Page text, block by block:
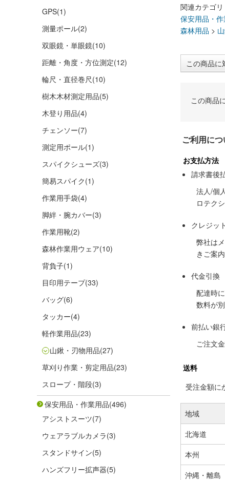
GPS(1)
測量ポール(2)
双眼鏡・単眼鏡(10)
距離・角度・方位測定(12)
輪尺・直径巻尺(10)
樹木木材測定用品(5)
木登り用品(4)
チェンソー(7)
測定用ポール(1)
スパイクシューズ(3)
簡易スパイク(1)
作業用手袋(4)
脚絆・腕カバー(3)
作業用靴(2)
森林作業用ウェア(10)
背負子(1)
目印用テープ(33)
バッグ(6)
タッカー(4)
軽作業用品(23)
山鍬・刃物用品(27)
草刈り作業・剪定用品(23)
スロープ・階段(3)
保安用品・作業用品(496)
アシストスーツ(7)
ウェアラブルカメラ(3)
スタンドサイン(5)
ハンズフリー拡声器(5)
関連カテゴリ
保安用品・
森林用品 >
この商品に
この商品
ご利用に
お支払方法
請求書後
法人/個
ロテク
クレジッ
弊社は
きご案
代金引換
配達時
数料が
前払い銀
ご注文
送料
受注金額に
地域
北海道
本州
沖縄・離島